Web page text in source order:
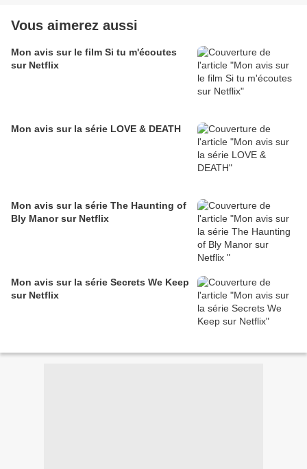
Vous aimerez aussi
Mon avis sur le film Si tu m'écoutes
sur Netflix
Mon avis sur la série LOVE & DEATH
Mon avis sur la série The Haunting of
Bly Manor sur Netflix
Mon avis sur la série Secrets We Keep
sur Netflix